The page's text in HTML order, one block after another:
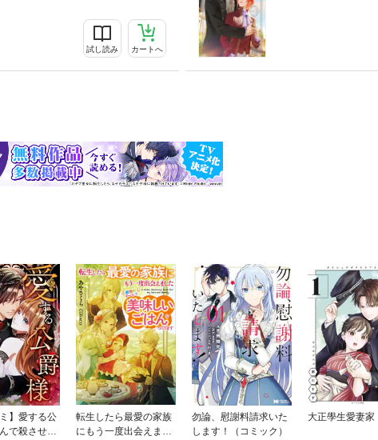
試し読み カートへ
】愛する公
で殺させて
転生したら最愛の家族
にもう一度出会えまし
勿論、慰謝料請求いた
します！（コミック）
大正學生愛妻家